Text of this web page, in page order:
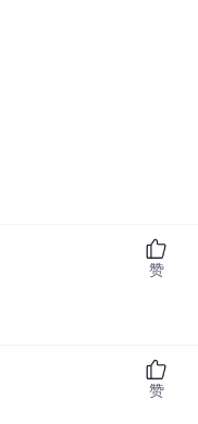
赞
赞